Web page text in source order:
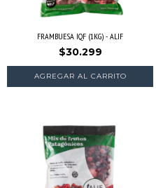
FRAMBUESA IQF (1KG) - ALIF
$30.299